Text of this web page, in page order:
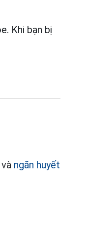
Khi bạn bị
ngăn huyết